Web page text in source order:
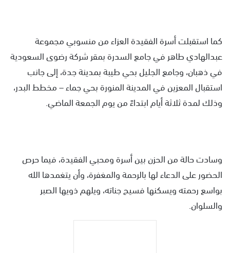
كما استقبلت أسرة الفقيدة العزاء من منسوبي مجموعة
عبدالهادي طاهر في جامع السدرة بمقر شركة رضوى السعودية
في ذهبان، وجامع الجليل بحي طيبة بمدينة جدة، إلى جانب
استقبال المعزين في المدينة المنورة بحي جماء – مخطط البدر،
وذلك لمدة ثلاثة أيام ابتداءً من يوم الجمعة الماضي.
وسادت حالة من الحزن بين أسرة ومحبي الفقيدة، فيما حرص
الحضور على الدعاء لها بالرحمة والمغفرة، وأن يتغمدها الله
بواسع رحمته ويسكنها فسيح جناته، ويلهم ذويها الصبر
والسلوان.